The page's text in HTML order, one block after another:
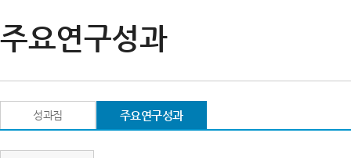
주요연구성과
성과집 주요연구성과